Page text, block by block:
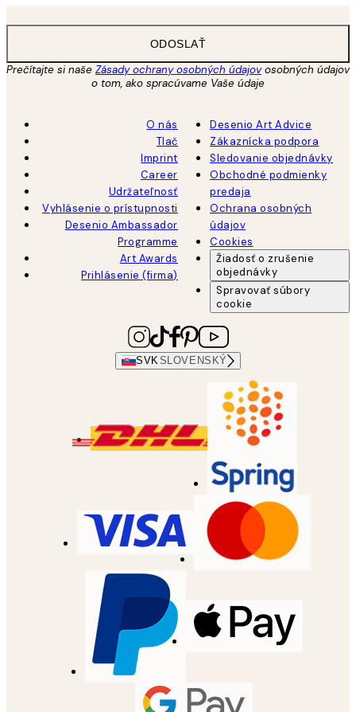
ODOSLAŤ
Prečítajte si naše Zásady ochrany osobných údajovosobných údajov
o tom, ako spracúvame Vaše údaje
O nás
Tlač
Imprint
Career
Udržateľnosť
Vyhlásenie o prístupnosti
Desenio Ambassador
Programme
Art Awards
Prihlásenie (firma)
Desenio Art Advice
Zákaznícka podpora
Sledovanie objednávky
Obchodné podmienky
predaja
Ochrana osobných
údajov
Cookies
Žiadosť o zrušenie
objednávky
Spravovať súbory
cookie
SVKSLOVENSKÝ